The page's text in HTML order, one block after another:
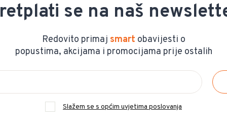
se na naš
Redovito primaj smart obavijesti o
popustima, akcijama i promocijama prije ostalih
Slažem se s općim uvjetima poslovanja